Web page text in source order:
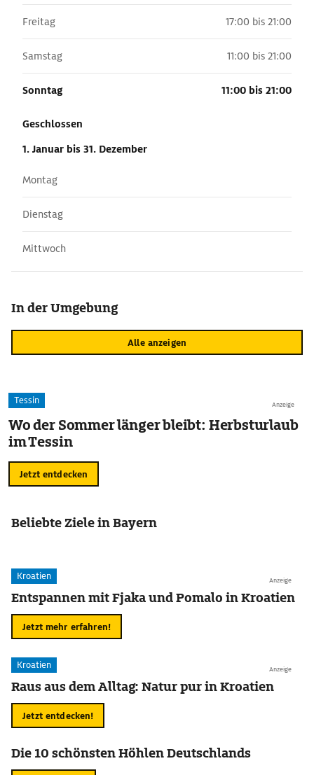
Freitag 17:00 bis 21:00
Samstag 11:00 bis 21:00
Sonntag 11:00 bis 21:00
Geschlossen
1. Januar bis 31. Dezember
Montag
Dienstag
Mittwoch
In der Umgebung
Alle anzeigen
Anzeige
Tessin
Wo der Sommer länger bleibt: Herbsturlaub
im Tessin
Jetzt entdecken
Beliebte Ziele in Bayern
Anzeige
Kroatien
Entspannen mit Fjaka und Pomalo in Kroatien
Jetzt mehr erfahren!
Anzeige
Kroatien
Raus aus dem Alltag: Natur pur in Kroatien
Jetzt entdecken!
Die 10 schönsten Höhlen Deutschlands